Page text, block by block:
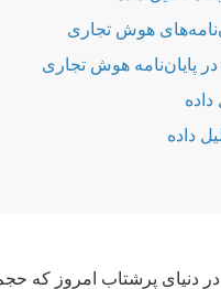
در دنیای پرشتاب امروز که